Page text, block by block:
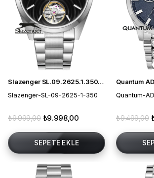
Slazenger SL.09.2625.1.350 Otomatik Erkek Kol Saati
Slazenger-SL-09-2625-1-350
₺9.998,00
₺9.999,00
SEPETE EKLE
Quantum-
₺9.499,00